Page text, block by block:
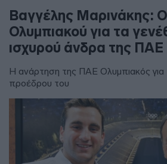
Βαγγέλης Μαρινάκης:
Ολυμπιακού για τα
ισχυρού άνδρα της ΠΑΕ
Η ανάρτηση της ΠΑΕ Ολυμπιακός για
προέδρου του